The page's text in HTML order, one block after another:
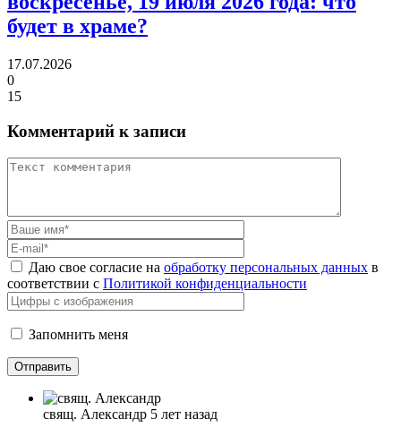
будет в храме?
17.07.2026
0
15
Комментарий к записи
Даю свое согласие на обработку персональных данных в
соответствии с Политикой конфиденциальности
Запомнить меня
свящ. Александр 5 лет назад